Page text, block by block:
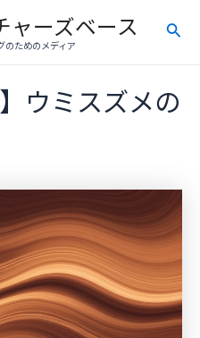
ャーズベース
のためのメディア
検
ウミスズメの